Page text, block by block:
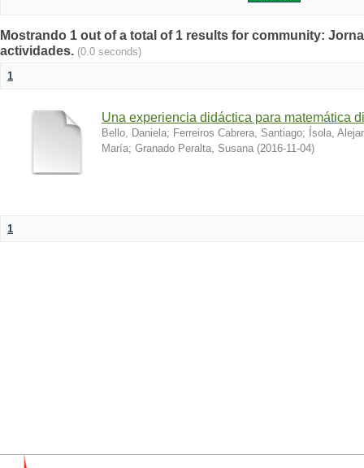
Mostrando 1 out of a total of 1 results for community:
actividades. (0.0 seconds)
1
Una experiencia didáctica para matemática
Bello, Daniela; Ferreiros Cabrera, Santiago; Ísola,
María; Granado Peralta, Susana (2016-11-04)
1